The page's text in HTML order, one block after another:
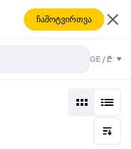
ჩამოტვირთვა
GE /₾